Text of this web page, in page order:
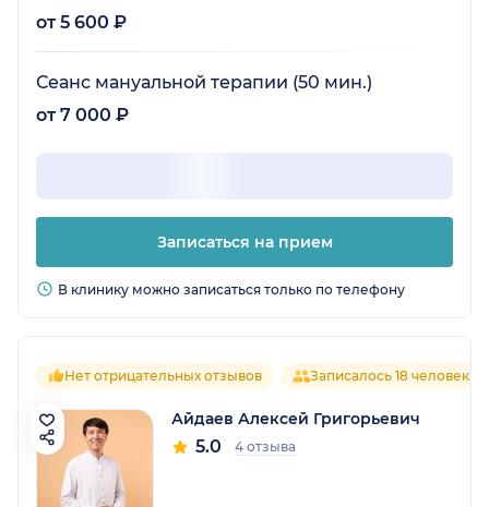
от 5 600 ₽
Сеанс мануальной терапии (50 мин.)
от 7 000 ₽
Записаться на прием
В клинику можно записаться только по телефону
Нет отрицательных отзывов Записалось 18 человек
Айдаев Алексей Григорьевич
5.0 4 отзыва